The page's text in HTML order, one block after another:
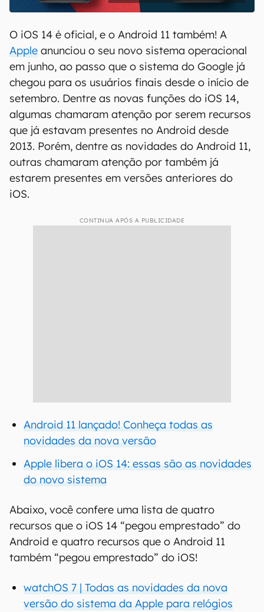
O iOS 14 é oficial, e o Android 11 também! A
Apple anunciou o seu novo sistema operacional
em junho, ao passo que o sistema do Google já
chegou para os usuários finais desde o início de
setembro. Dentre as novas funções do iOS 14,
algumas chamaram atenção por serem recursos
que já estavam presentes no Android desde
2013. Porém, dentre as novidades do Android 11,
outras chamaram atenção por também já
estarem presentes em versões anteriores do
iOS.
CONTINUA APÓS A PUBLICIDADE
Android 11 lançado! Conheça todas as
novidades da nova versão
Apple libera o iOS 14: essas são as novidades
do novo sistema
Abaixo, você confere uma lista de quatro
recursos que o iOS 14 “pegou emprestado” do
Android e quatro recursos que o Android 11
também “pegou emprestado” do iOS!
watchOS 7 | Todas as novidades da nova
versão do sistema da Apple para relógios